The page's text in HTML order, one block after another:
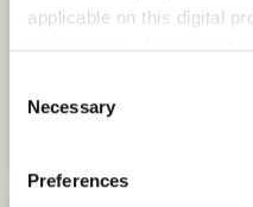
applicable on this digital
the Privacy trigger icon.
Find out more about how
and set your preferences
Selection
Necessary
Preferences
potrai rilassarti, con